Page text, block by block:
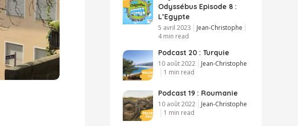
Odyssébus Episode 8 :
L’Egypte
5 avril 2023
Jean-Christophe
4 min read
Podcast 20 : Turquie
10 août 2022
Jean-Christophe
1 min read
Podcast 19 : Roumanie
10 août 2022
Jean-Christophe
1 min read